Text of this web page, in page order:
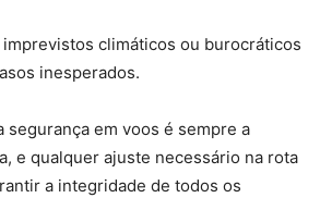
climáticos ou burocráticos
inesperados.
segurança em voos é sempre a
e qualquer ajuste necessário na rota
a integridade de todos os